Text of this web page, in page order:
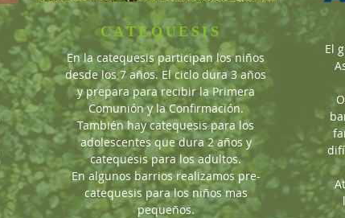
En la catequesis participan los niños
desde los 7 años. El ciclo dura 3 años
y prepara para recibir la Primera
Comunión y la Confirmación.
También hay catequesis para los
adolescentes que dura 2 años y
catequesis para los adultos.
En algunos barrios realizamos pre-
catequesis para los niños mas
pequeños.
CATEQUESIS
El